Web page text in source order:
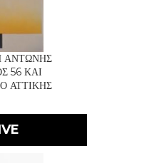
ΑΝΤΩΝΗΣ
56 ΚΑΙ
ΑΤΤΙΚΗΣ